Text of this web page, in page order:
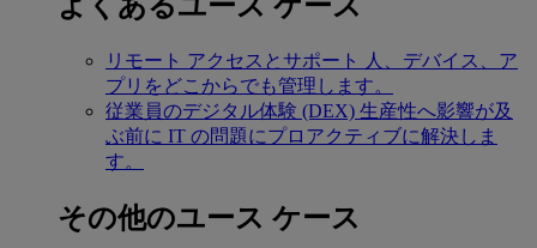
リモート アクセスとサポート
人、デバイス、ア
プリをどこからでも管理します。
従業員のデジタル体験 (DEX) 生産性へ影響が及
ぶ前に IT の問題にプロアクティブに解決しま
す。
その他のユース ケース